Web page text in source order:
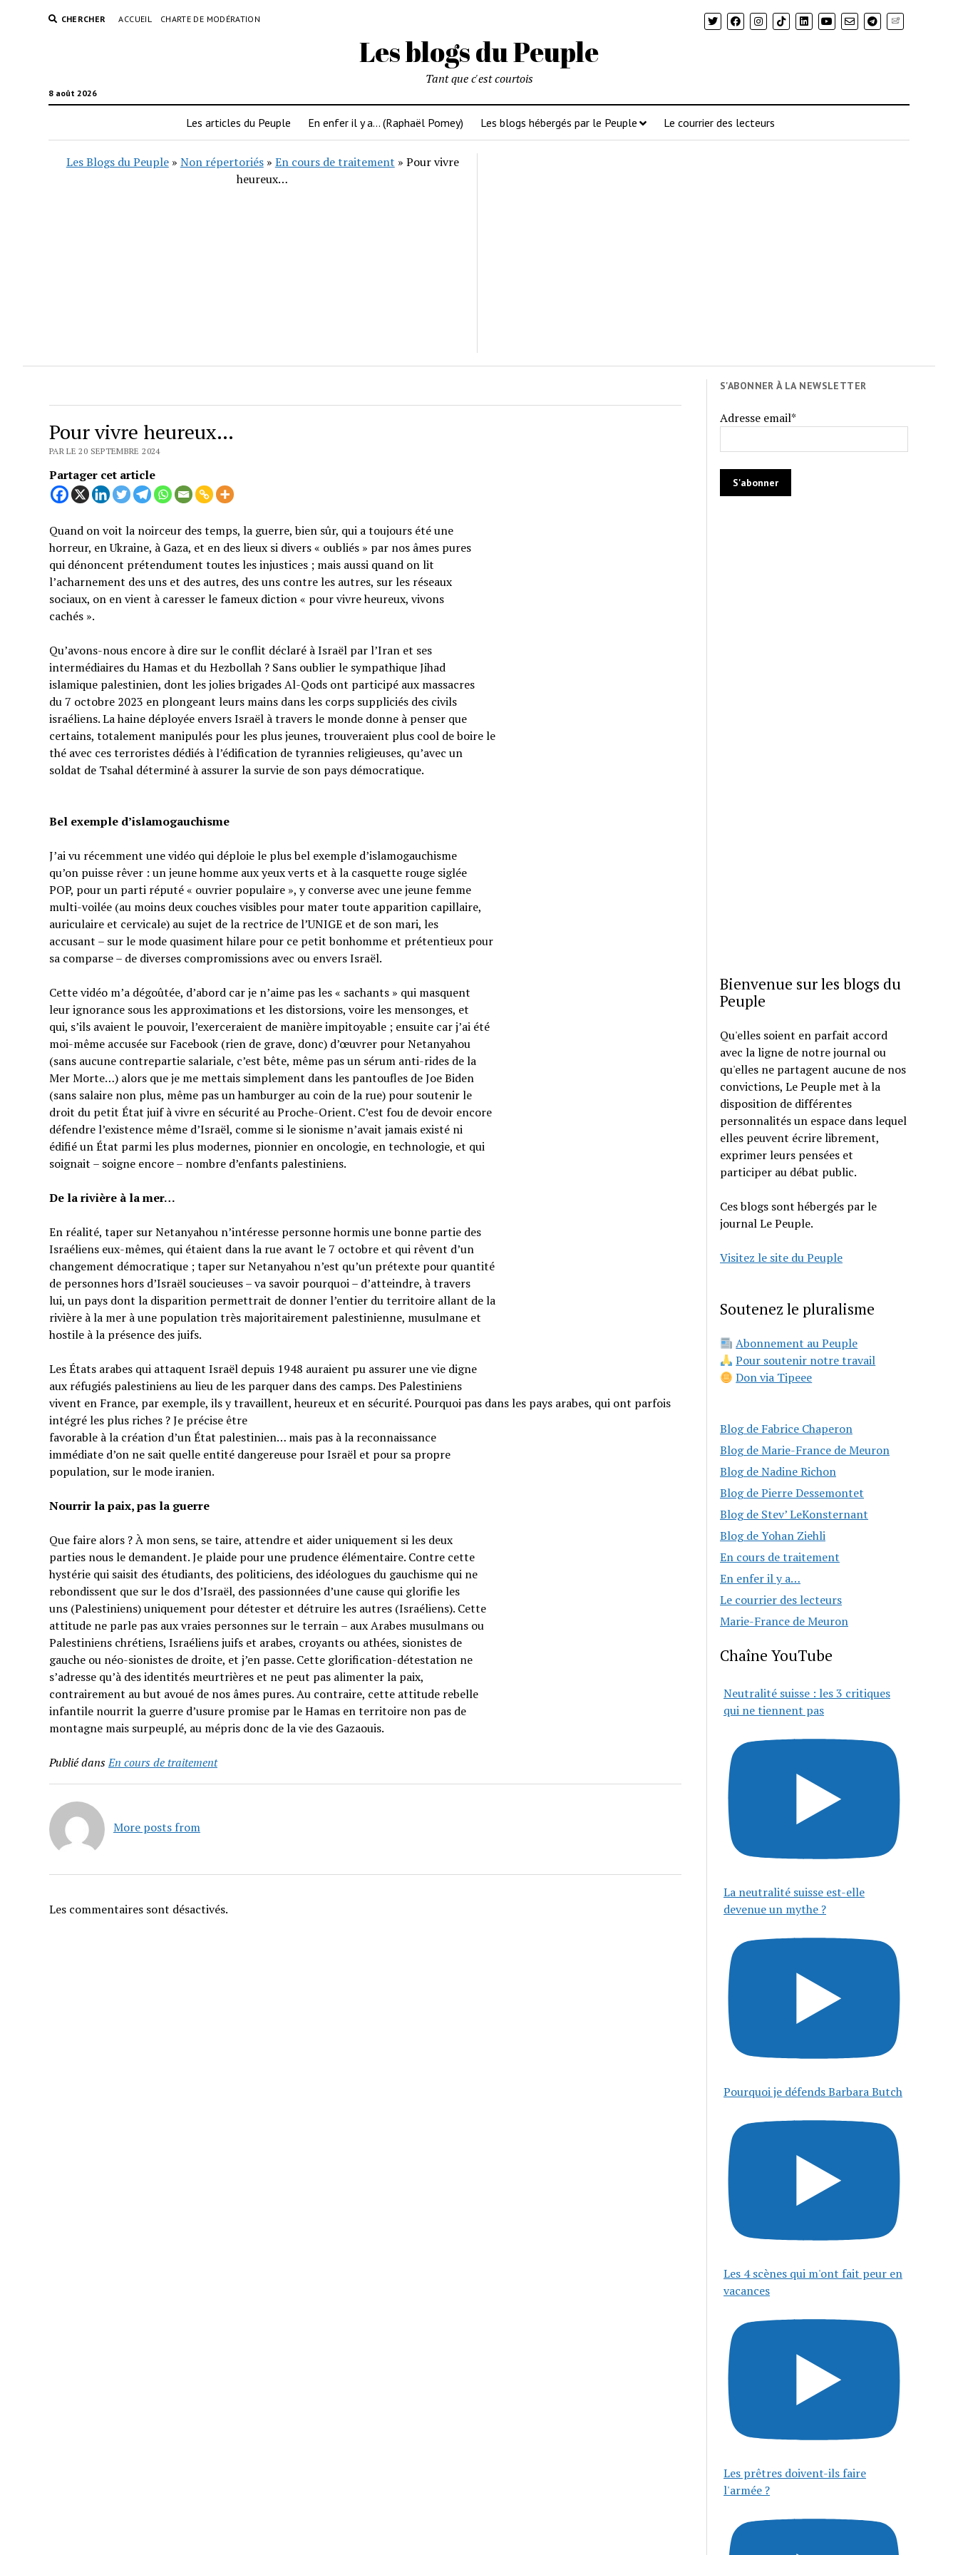
CHERCHER ACCUEIL CHARTE DE MODÉRATION Newsletter
Les blogs du Peuple
8 août 2026
Tant que c'est courtois
Les articles du Peuple En enfer il y a… (Raphaël Pomey) Les blogs hébergés par le Peuple Le courrier des lecteurs
Les Blogs du Peuple» Non répertoriés» En cours de traitement » Pour vivre
heureux…
Pour vivre heureux…
PAR LE 20 SEPTEMBRE 2024
Partager cet article
Quand on voit la noirceur des temps, la guerre, bien sûr, qui a toujours été une
horreur, en Ukraine, à Gaza, et en des lieux si divers « oubliés » par nos âmes pures
qui dénoncent prétendument toutes les injustices ; mais aussi quand on lit
l’acharnement des uns et des autres, des uns contre les autres, sur les réseaux
sociaux, on en vient à caresser le fameux diction « pour vivre heureux, vivons
cachés ».
Qu’avons-nous encore à dire sur le conflit déclaré à Israël par l’Iran et ses
intermédiaires du Hamas et du Hezbollah ? Sans oublier le sympathique Jihad
islamique palestinien, dont les jolies brigades Al-Qods ont participé aux massacres
du 7 octobre 2023 en plongeant leurs mains dans les corps suppliciés des civils
israéliens. La haine déployée envers Israël à travers le monde donne à penser que
certains, totalement manipulés pour les plus jeunes, trouveraient plus cool de boire le
thé avec ces terroristes dédiés à l’édification de tyrannies religieuses, qu’avec un
soldat de Tsahal déterminé à assurer la survie de son pays démocratique.
Bel exemple d’islamogauchisme
J’ai vu récemment une vidéo qui déploie le plus bel exemple d’islamogauchisme
qu’on puisse rêver : un jeune homme aux yeux verts et à la casquette rouge siglée
POP, pour un parti réputé « ouvrier populaire », y converse avec une jeune femme
multi-voilée (au moins deux couches visibles pour mater toute apparition capillaire,
auriculaire et cervicale) au sujet de la rectrice de l’UNIGE et de son mari, les
accusant – sur le mode quasiment hilare pour ce petit bonhomme et prétentieux pour
sa comparse – de diverses compromissions avec ou envers Israël.
Cette vidéo m’a dégoûtée, d’abord car je n’aime pas les « sachants » qui masquent
leur ignorance sous les approximations et les distorsions, voire les mensonges, et
qui, s’ils avaient le pouvoir, l’exerceraient de manière impitoyable ; ensuite car j’ai été
moi-même accusée sur Facebook (rien de grave, donc) d’œuvrer pour Netanyahou
(sans aucune contrepartie salariale, c’est bête, même pas un sérum anti-rides de la
Mer Morte…) alors que je me mettais simplement dans les pantoufles de Joe Biden
(sans salaire non plus, même pas un hamburger au coin de la rue) pour soutenir le
droit du petit État juif à vivre en sécurité au Proche-Orient. C’est fou de devoir encore
défendre l’existence même d’Israël, comme si le sionisme n’avait jamais existé ni
édifié un État parmi les plus modernes, pionnier en oncologie, en technologie, et qui
soignait – soigne encore – nombre d’enfants palestiniens.
De la rivière à la mer…
En réalité, taper sur Netanyahou n’intéresse personne hormis une bonne partie des
Israéliens eux-mêmes, qui étaient dans la rue avant le 7 octobre et qui rêvent d’un
changement démocratique ; taper sur Netanyahou n’est qu’un prétexte pour quantité
de personnes hors d’Israël soucieuses – va savoir pourquoi – d’atteindre, à travers
lui, un pays dont la disparition permettrait de donner l’entier du territoire allant de la
rivière à la mer à une population très majoritairement palestinienne, musulmane et
hostile à la présence des juifs.
Les États arabes qui attaquent Israël depuis 1948 auraient pu assurer une vie digne
aux réfugiés palestiniens au lieu de les parquer dans des camps. Des Palestiniens
vivent en France, par exemple, ils y travaillent, heureux et en sécurité. Pourquoi pas dans les pays arabes, qui ont parfois
intégré les plus riches ? Je précise être
favorable à la création d’un État palestinien… mais pas à la reconnaissance
immédiate d’on ne sait quelle entité dangereuse pour Israël et pour sa propre
population, sur le mode iranien.
Nourrir la paix, pas la guerre
Que faire alors ? À mon sens, se taire, attendre et aider uniquement si les deux
parties nous le demandent. Je plaide pour une prudence élémentaire. Contre cette
hystérie qui saisit des étudiants, des politiciens, des idéologues du gauchisme qui ne
rebondissent que sur le dos d’Israël, des passionnées d’une cause qui glorifie les
uns (Palestiniens) uniquement pour détester et détruire les autres (Israéliens). Cette
attitude ne parle pas aux vraies personnes sur le terrain – aux Arabes musulmans ou
Palestiniens chrétiens, Israéliens juifs et arabes, croyants ou athées, sionistes de
gauche ou néo-sionistes de droite, et j’en passe. Cette glorification-détestation ne
s’adresse qu’à des identités meurtrières et ne peut pas alimenter la paix,
contrairement au but avoué de nos âmes pures. Au contraire, cette attitude rebelle
infantile nourrit la guerre d’usure promise par le Hamas en territoire non pas de
montagne mais surpeuplé, au mépris donc de la vie des Gazaouis.
Publié dansEn cours de traitement
More posts from
Les commentaires sont désactivés.
S'ABONNER À LA NEWSLETTER
Adresse email*
Bienvenue sur les blogs du
Peuple
Qu'elles soient en parfait accord
avec la ligne de notre journal ou
qu'elles ne partagent aucune de nos
convictions, Le Peuple met à la
disposition de différentes
personnalités un espace dans lequel
elles peuvent écrire librement,
exprimer leurs pensées et
participer au débat public.
Ces blogs sont hébergés par le
journal Le Peuple.
Visitez le site du Peuple
Soutenez le pluralisme
Abonnement au Peuple
Pour soutenir notre travail
Don via Tipeee
Blog de Fabrice Chaperon
Blog de Marie-France de Meuron
Blog de Nadine Richon
Blog de Pierre Dessemontet
Blog de Stev’ LeKonsternant
Blog de Yohan Ziehli
En cours de traitement
En enfer il y a…
Le courrier des lecteurs
Marie-France de Meuron
Chaîne YouTube
Neutralité suisse : les 3 critiques
qui ne tiennent pas
La neutralité suisse est-elle
devenue un mythe ?
Pourquoi je défends Barbara Butch
Les 4 scènes qui m'ont fait peur en
vacances
Les prêtres doivent-ils faire
l'armée ?